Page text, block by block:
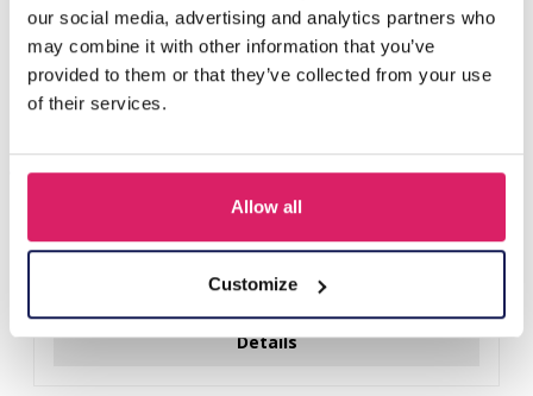
our social media, advertising and analytics partners who
may combine it with other information that you’ve
provided to them or that they’ve collected from your use
of their services.
Allow all
Customize
D-E2.3 R221-311-3 S. Steel Ring Adjustable
Login voor prijzen
Details